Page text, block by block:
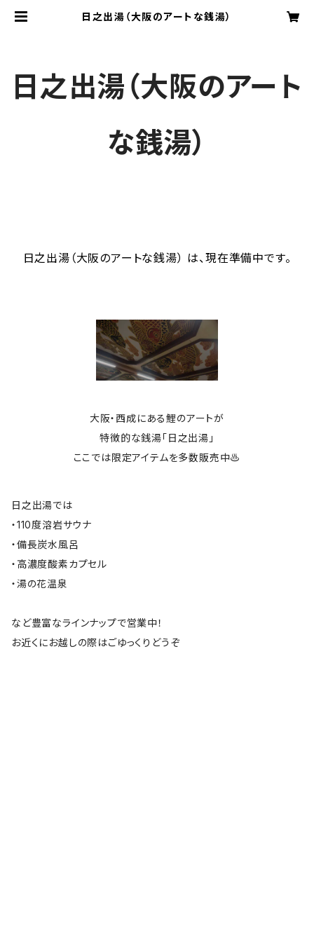
日之出湯（大阪のアートな銭湯）
日之出湯（大阪のアート
な銭湯）
日之出湯（大阪のアートな銭湯） は、現在準備中です。
大阪・西成にある鯉のアートが
特徴的な銭湯「日之出湯」
ここでは限定アイテムを多数販売中♨
日之出湯では
・110度溶岩サウナ
・備長炭水風呂
・高濃度酸素カプセル
・湯の花温泉
など豊富なラインナップで営業中！
お近くにお越しの際はごゆっくりどうぞ